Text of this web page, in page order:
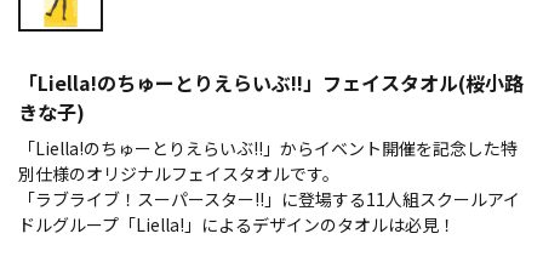
「Liella!のちゅーとりえらいぶ!!」フェイスタオル(桜小路
きな子)
「Liella!のちゅーとりえらいぶ!!」からイベント開催を記念した特
別仕様のオリジナルフェイスタオルです。
「ラブライブ！スーパースター!!」に登場する11人組スクールアイ
ドルグループ「Liella!」によるデザインのタオルは必見！